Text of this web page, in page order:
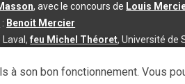
, avec le concours de Louis
: Benoit Mercier
Laval,feu Michel Théoret, Université de
jour du contenu :2026-08-03
à son bon fonctionnement. Vous